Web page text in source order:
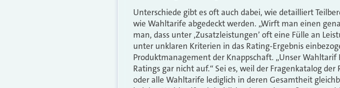
Unterschiede gibt es oft auch dabei, wie detailliert
wie Wahltarife abgedeckt werden. „Wirft man einen
man, dass unter ‚Zusatzleistungen’ oft eine Fülle an
unter unklaren Kriterien in das Rating-Ergebnis
Produktmanagement der Knappschaft. „Unser
Ratings gar nicht auf.“ Sei es, weil der Fragenkatalog
oder alle Wahltarife lediglich in deren Gesamtheit